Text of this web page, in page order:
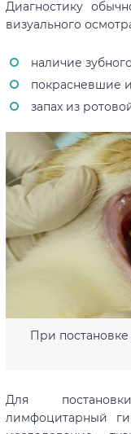
Диагностику
визуального
наличие
покрасневшие
запах из
При постановке
Для
лимфоцитарный